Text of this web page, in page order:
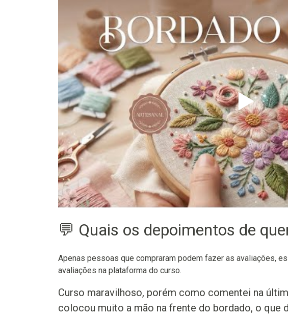
▶️
💬 Quais os depoimentos de
Apenas pessoas que compraram podem fazer as avaliações,
avaliações na plataforma do curso.
Curso maravilhoso, porém como comentei na
colocou muito a mão na frente do bordado, o que